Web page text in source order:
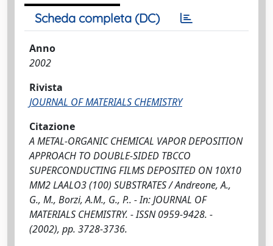
Scheda completa (DC)
Anno
2002
Rivista
JOURNAL OF MATERIALS CHEMISTRY
Citazione
A METAL-ORGANIC CHEMICAL VAPOR DEPOSITION
APPROACH TO DOUBLE-SIDED TBCCO
SUPERCONDUCTING FILMS DEPOSITED ON 10X10
MM2 LAALO3 (100) SUBSTRATES / Andreone, A.,
G., M., Borzi, A.M., G., P.. - In: JOURNAL OF
MATERIALS CHEMISTRY. - ISSN 0959-9428. -
(2002), pp. 3728-3736.